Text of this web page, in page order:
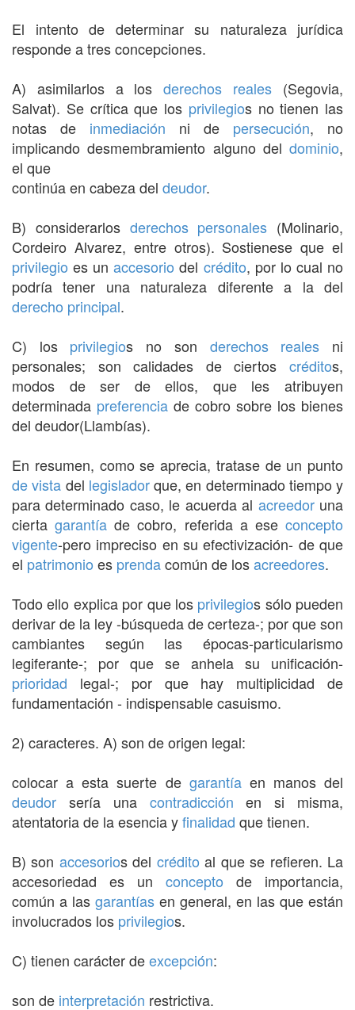
El intento de determinar su naturaleza jurídica
responde a tres concepciones.
A) asimilarlos a losderechos reales (Segovia,
Salvat). Se crítica que los privilegios no tienen las
notas de inmediación ni de persecución, no
implicando desmembramiento alguno del dominio,
el que
continúa en cabeza del deudor.
B) considerarlos derechos personales (Molinario,
Cordeiro Alvarez, entre otros). Sostienese que el
privilegio es unaccesorio del crédito, por lo cual no
podría tener una naturaleza diferente a la del
derecho principal.
C) los privilegios no son derechos reales ni
personales; son calidades de ciertos créditos,
modos de ser de ellos, que les atribuyen
determinada preferencia de cobro sobre los bienes
del deudor(Llambías).
En resumen, como se aprecia, tratase de un punto
de vista del legisladorque, en determinado tiempo y
para determinado caso, le acuerda al acreedoruna
ciertagarantía de cobro, referida a eseconcepto
vigente-pero impreciso en su efectivización- de que
el patrimonio es prendacomún de losacreedores.
Todo ello explica por que los privilegios sólo pueden
derivar de la ley -búsqueda de certeza-; por que son
cambiantes según las épocas-particularismo
legiferante-; por que se anhela su unificación-
prioridad legal-; por que hay multiplicidad de
fundamentación - indispensable casuismo.
2) caracteres. A) son de origen legal:
colocar a esta suerte de garantíaen manos del
deudor sería una contradicción en si misma,
atentatoria de la esencia yfinalidad que tienen.
B) son accesorios del crédito al que se refieren. La
accesoriedad es un concepto de importancia,
común a las garantías en general, en las que están
involucrados los privilegios.
C) tienen carácter deexcepción:
son de interpretación restrictiva.